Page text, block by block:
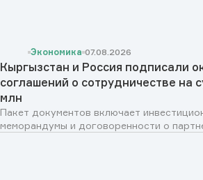
Экономика 07.08.2026
Кыргызстан и Россия подписали
соглашений о сотрудничестве на
млн
Пакет документов включает
меморандумы и договоренности о